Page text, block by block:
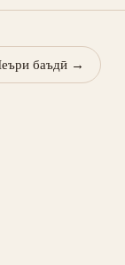
баъдӣ →